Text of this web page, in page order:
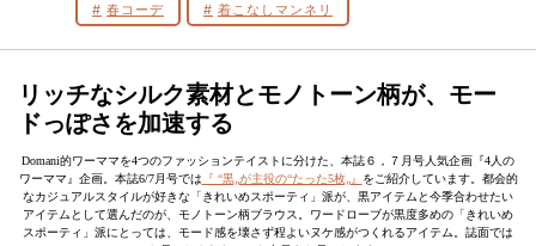
春コーデ 着こなしマンネリ
リッチなシルク素材とモノトーン柄が、モー
ドっぽさを加速する
Domani的ワーママを4つのファッションテイストに分けた、本誌６，７月号人気企画『4人の
ワーママ』企画。本誌6/7月号では 『 “黒„が主役の“たった5枚„』
をご紹介しています。都会的
なカジュアルスタイルが好きな「きれいめスポーティ」派が、黒アイテムと今季合わせたい
アイテムとして選んだのが、モノトーン柄ブラウス。ワードローブが黒度多めの「きれいめ
スポーティ」派にとっては、モード感を壊さず程よいヌケ感がつくれるアイテム。誌面では